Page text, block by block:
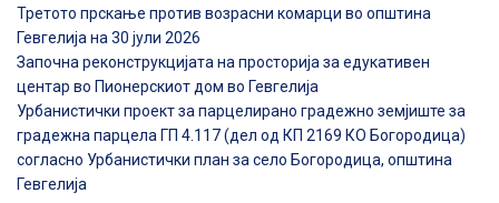
Третото прскање против возрасни комарци во општина
Гевгелија на 30 јули 2026
Започна реконструкцијата на просторија за едукативен
центар во Пионерскиот дом во Гевгелија
Урбанистички проект за парцелирано градежно земјиште за
градежна парцела ГП 4.117 (дел од КП 2169 КО Богородица)
согласно Урбанистички план за село Богородица, општина
Гевгелија